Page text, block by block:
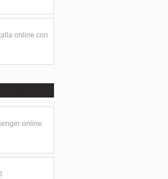
online con
online